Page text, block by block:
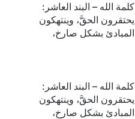
كلمة الله – البند العاشر:
يحتقرون الحقَّ، وينتهكون
المبادئ بشكل صارخ،
كلمة الله – البند العاشر:
يحتقرون الحقَّ، وينتهكون
المبادئ بشكل صارخ،